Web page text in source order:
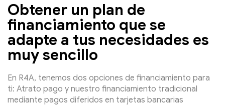
Obtener un plan de
financiamiento que se
adapte a tus necesidades es
muy sencillo
En R4A, tenemos dos opciones de financiamiento para
ti: Atrato pago y nuestro financiamiento tradicional
mediante pagos diferidos en tarjetas bancarias